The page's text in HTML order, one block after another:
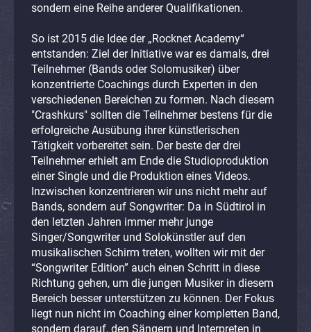
sondern eine Reihe anderer Qualifikationen.
So ist 2015 die Idee der „Rocknet Academy“
entstanden: Ziel der Initiative war es damals, drei
Teilnehmer (Bands oder Solomusiker) über
konzentrierte Coachings durch Experten in den
verschiedenen Bereichen zu formen. Nach diesem
"Crashkurs" sollten die Teilnehmer bestens für die
erfolgreiche Ausübung ihrer künstlerischen
Tätigkeit vorbereitet sein. Der beste der drei
Teilnehmer erhielt am Ende die Studioproduktion
einer Single und die Produktion eines Videos.
Inzwischen konzentrieren wir uns nicht mehr auf
Bands, sondern auf Songwriter: Da in Südtirol in
den letzten Jahren immer mehr junge
Singer/Songwriter und Solokünstler auf den
musikalischen Schirm treten, wollten wir mit der
“Songwriter Edition” auch einen Schritt in diese
Richtung gehen, um die jungen Musiker in diesem
Bereich besser unterstützen zu können. Der Fokus
liegt nun nicht im Coaching einer kompletten Band,
sondern darauf, den Sängern und Interpreten in